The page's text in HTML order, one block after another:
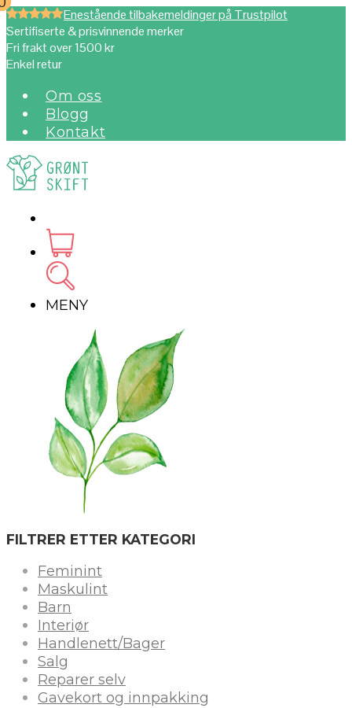
Enestående tilbakemeldinger på Trustpilot
Sertifiserte & prisvinnende merker
Fri frakt over 1500 kr
Enkel retur
Om oss
Blogg
Kontakt
MENY
FILTRER ETTER KATEGORI
Feminint
Maskulint
Barn
Interiør
Handlenett/Bager
Salg
Reparer selv
Gavekort og innpakking